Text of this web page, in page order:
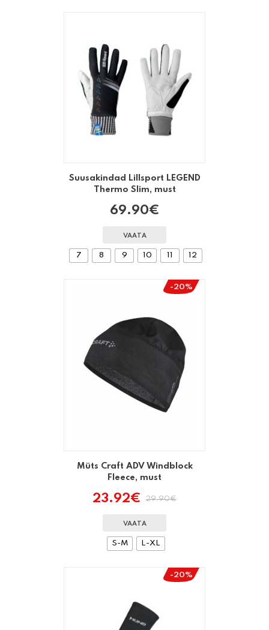
Suusakindad Lillsport LEGEND
Thermo Slim, must
69.90€
VAATA
7 8 9 10 11 12
-20%
Müts Craft ADV Windblock
Fleece, must
29.90€
Algne
oli:
29.90€.
23.92€
Praegune
on:
23.92€.
VAATA
S-M L-XL
-20%